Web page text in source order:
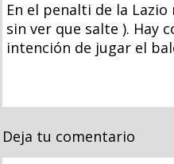
En el penalti de la
sin ver que salte ). Hay
intención de jugar el
Deja tu comentario